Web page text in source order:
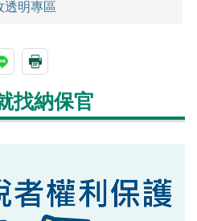
透明專區
找納保官